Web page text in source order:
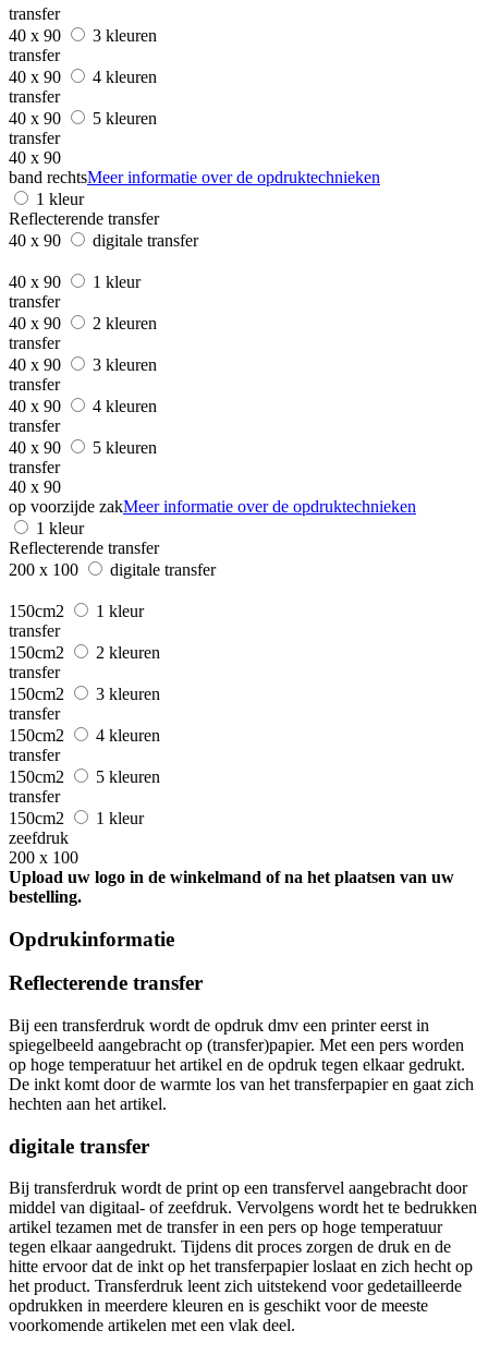
transfer
40 x 90
3 kleuren
transfer
40 x 90
4 kleuren
transfer
40 x 90
5 kleuren
transfer
40 x 90
band rechtsMeer informatie over de opdruktechnieken
1 kleur
Reflecterende transfer
40 x 90
digitale transfer
40 x 90
1 kleur
transfer
40 x 90
2 kleuren
transfer
40 x 90
3 kleuren
transfer
40 x 90
4 kleuren
transfer
40 x 90
5 kleuren
transfer
40 x 90
op voorzijde zakMeer informatie over de opdruktechnieken
1 kleur
Reflecterende transfer
200 x 100
digitale transfer
150cm2
1 kleur
transfer
150cm2
2 kleuren
transfer
150cm2
3 kleuren
transfer
150cm2
4 kleuren
transfer
150cm2
5 kleuren
transfer
150cm2
1 kleur
zeefdruk
200 x 100
Upload uw logo in de winkelmand of na het plaatsen van uw
bestelling.
Opdrukinformatie
Reflecterende transfer
Bij een transferdruk wordt de opdruk dmv een printer eerst in
spiegelbeeld aangebracht op (transfer)papier. Met een pers worden
op hoge temperatuur het artikel en de opdruk tegen elkaar gedrukt.
De inkt komt door de warmte los van het transferpapier en gaat zich
hechten aan het artikel.
digitale transfer
Bij transferdruk wordt de print op een transfervel aangebracht door
middel van digitaal- of zeefdruk. Vervolgens wordt het te bedrukken
artikel tezamen met de transfer in een pers op hoge temperatuur
tegen elkaar aangedrukt. Tijdens dit proces zorgen de druk en de
hitte ervoor dat de inkt op het transferpapier loslaat en zich hecht op
het product. Transferdruk leent zich uitstekend voor gedetailleerde
opdrukken in meerdere kleuren en is geschikt voor de meeste
voorkomende artikelen met een vlak deel.